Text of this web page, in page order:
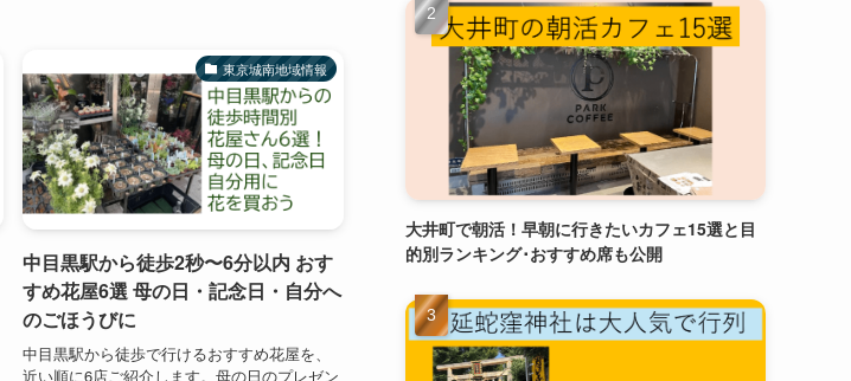
東京城南地域情報
中目黒駅から徒歩2秒〜6分以内 おす
すめ花屋6選 母の日・記念日・自分へ
のごほうびに
中目黒駅から徒歩で行けるおすすめ花屋を、
近い順に6店ご紹介します。母の日のプレゼン
大井町で朝活！早朝に行きたいカフェ15選と目
的別ランキング･おすすめ席も公開